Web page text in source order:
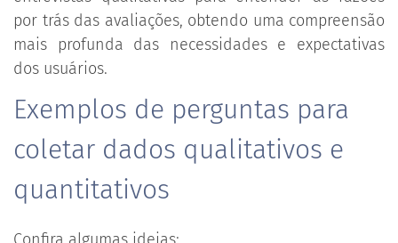
por trás das avaliações, obtendo uma compreensão
mais profunda das necessidades e expectativas
dos usuários.
Exemplos de perguntas para
coletar dados qualitativos e
quantitativos